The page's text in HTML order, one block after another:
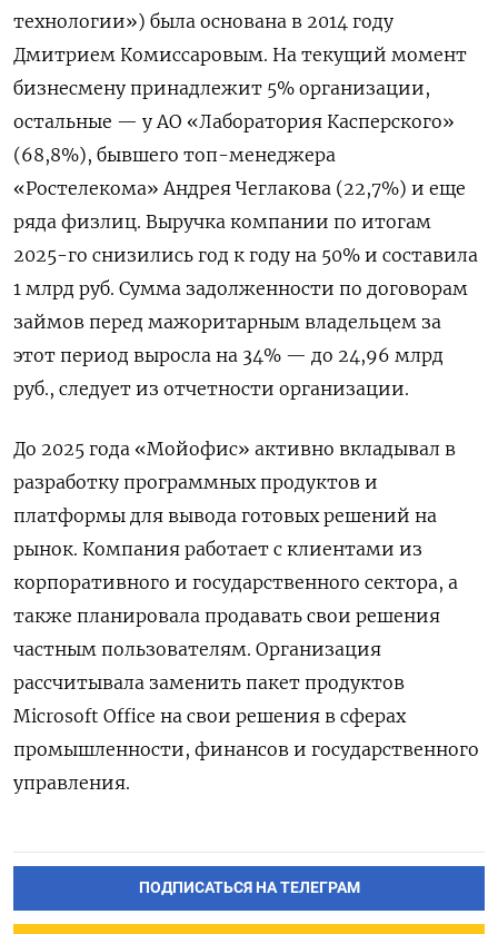
технологии») была основана в 2014 году
Дмитрием Комиссаровым. На текущий момент
бизнесмену принадлежит 5% организации,
остальные — у АО «Лаборатория Касперского»
(68,8%), бывшего топ-менеджера
«Ростелекома» Андрея Чеглакова (22,7%) и еще
ряда физлиц. Выручка компании по итогам
2025-го снизились год к году на 50% и составила
1 млрд руб. Сумма задолженности по договорам
займов перед мажоритарным владельцем за
этот период выросла на 34% — до 24,96 млрд
руб., следует из отчетности организации.
До 2025 года «Мойофис» активно вкладывал в
разработку программных продуктов и
платформы для вывода готовых решений на
рынок. Компания работает с клиентами из
корпоративного и государственного сектора, а
также планировала продавать свои решения
частным пользователям. Организация
рассчитывала заменить пакет продуктов
Microsoft Office на свои решения в сферах
промышленности, финансов и государственного
управления.
ПОДПИСАТЬСЯ НА ТЕЛЕГРАМ